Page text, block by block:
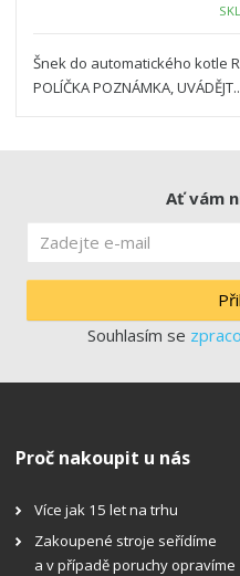
Šnek do automatického kotle
POLÍČKA POZNÁMKA,
Ať vám
Souhlasím se
Proč nakoupit u nás
Více jak 15 let na trhu
Zakoupené stroje seřídíme
a v případě poruchy opravíme